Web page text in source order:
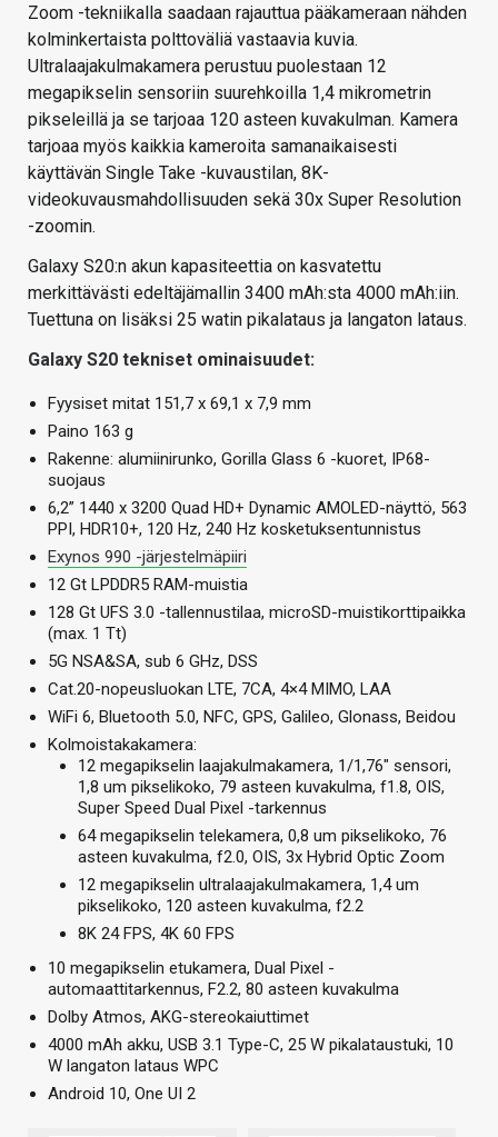
Zoom -tekniikalla saadaan rajauttua pääkameraan nähden
kolminkertaista polttoväliä vastaavia kuvia.
Ultralaajakulmakamera perustuu puolestaan 12
megapikselin sensoriin suurehkoilla 1,4 mikrometrin
pikseleillä ja se tarjoaa 120 asteen kuvakulman. Kamera
tarjoaa myös kaikkia kameroita samanaikaisesti
käyttävän Single Take -kuvaustilan, 8K-
videokuvausmahdollisuuden sekä 30x Super Resolution
-zoomin.
Galaxy S20:n akun kapasiteettia on kasvatettu
merkittävästi edeltäjämallin 3400 mAh:sta 4000 mAh:iin.
Tuettuna on lisäksi 25 watin pikalataus ja langaton lataus.
Galaxy S20 tekniset ominaisuudet:
Fyysiset mitat 151,7 x 69,1 x 7,9 mm
Paino 163 g
Rakenne: alumiinirunko, Gorilla Glass 6 -kuoret, IP68-
suojaus
6,2” 1440 x 3200 Quad HD+ Dynamic AMOLED-näyttö, 563
PPI, HDR10+, 120 Hz, 240 Hz kosketuksentunnistus
Exynos 990 -järjestelmäpiiri
12 Gt LPDDR5 RAM-muistia
128 Gt UFS 3.0 -tallennustilaa, microSD-muistikorttipaikka
(max. 1 Tt)
5G NSA&SA, sub 6 GHz, DSS
Cat.20-nopeusluokan LTE, 7CA, 4×4 MIMO, LAA
WiFi 6, Bluetooth 5.0, NFC, GPS, Galileo, Glonass, Beidou
Kolmoistakakamera:
12 megapikselin laajakulmakamera, 1/1,76″ sensori,
1,8 um pikselikoko, 79 asteen kuvakulma, f1.8, OIS,
Super Speed Dual Pixel -tarkennus
64 megapikselin telekamera, 0,8 um pikselikoko, 76
asteen kuvakulma, f2.0, OIS, 3x Hybrid Optic Zoom
12 megapikselin ultralaajakulmakamera, 1,4 um
pikselikoko, 120 asteen kuvakulma, f2.2
8K 24 FPS, 4K 60 FPS
10 megapikselin etukamera, Dual Pixel -
automaattitarkennus, F2.2, 80 asteen kuvakulma
Dolby Atmos, AKG-stereokaiuttimet
4000 mAh akku, USB 3.1 Type-C, 25 W pikalataustuki, 10
W langaton lataus WPC
Android 10, One UI 2